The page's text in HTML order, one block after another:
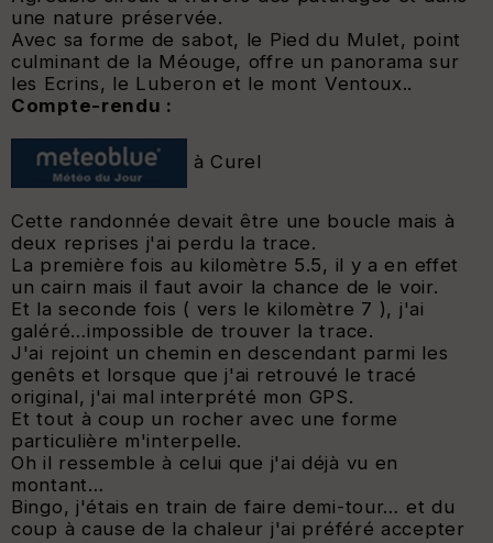
une nature préservée.
Avec sa forme de sabot, le Pied du Mulet, point
culminant de la Méouge, offre un panorama sur
les Ecrins, le Luberon et le mont Ventoux..
Compte-rendu :
à Curel
Cette randonnée devait être une boucle mais à
deux reprises j'ai perdu la trace.
La première fois au kilomètre 5.5, il y a en effet
un cairn mais il faut avoir la chance de le voir.
Et la seconde fois ( vers le kilomètre 7 ), j'ai
galéré…impossible de trouver la trace.
J'ai rejoint un chemin en descendant parmi les
genêts et lorsque que j'ai retrouvé le tracé
original, j'ai mal interprété mon GPS.
Et tout à coup un rocher avec une forme
particulière m'interpelle.
Oh il ressemble à celui que j'ai déjà vu en
montant…
Bingo, j'étais en train de faire demi-tour… et du
coup à cause de la chaleur j'ai préféré accepter